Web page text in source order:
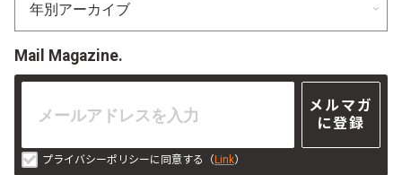
Mail Magazine.
メルマガ
に登録
プライバシーポリシーに同意する（Link）